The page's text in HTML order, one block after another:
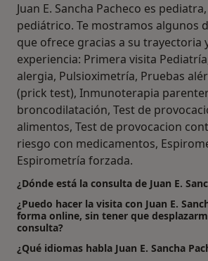
Juan E. Sancha Pacheco es
pediátrico. Te mostramos algunos
que ofrece gracias a su trayectoria
experiencia: Primera visita
alergia, Pulsioximetría, Pruebas
(prick test), Inmunoterapia
broncodilatación, Test de
alimentos, Test de provocacion
riesgo con medicamentos,
Espirometría forzada.
¿Dónde está la consulta de Juan E.
¿Puedo hacer la visita con Juan E.
forma online, sin tener que
consulta?
¿Qué idiomas habla Juan E. Sancha